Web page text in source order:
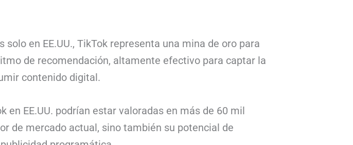
en EE.UU., TikTok representa una mina de oro para
de recomendación, altamente efectivo para captar la
contenido digital.
EE.UU. podrían estar valoradas en más de 60 mil
de mercado actual, sino también su potencial de